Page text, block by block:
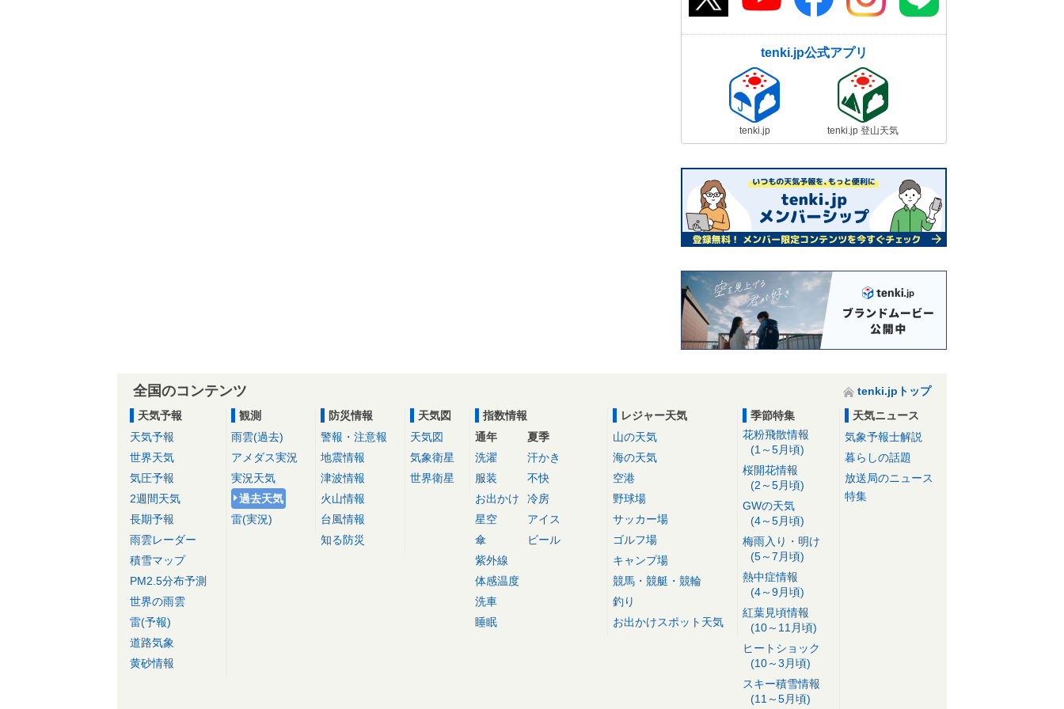
tenki.jp公式アプリ
tenki.jp tenki.jp 登山天気
全国のコンテンツ
tenki.jpトップ
天気予報
天気予報
世界天気
気圧予報
2週間天気
長期予報
雨雲レーダー
積雪マップ
PM2.5分布予測
世界の雨雲
雷(予報)
道路気象
黄砂情報
観測
雨雲(過去)
アメダス実況
実況天気
過去天気
雷(実況)
防災情報
警報・注意報
地震情報
津波情報
火山情報
台風情報
知る防災
天気図
天気図
気象衛星
世界衛星
指数情報
通年
洗濯
服装
お出かけ
星空
傘
紫外線
体感温度
洗車
睡眠
夏季
汗かき
不快
冷房
アイス
ビール
レジャー天気
山の天気
海の天気
空港
野球場
サッカー場
ゴルフ場
キャンプ場
競馬・競艇・競輪
釣り
お出かけスポット天気
季節特集
花粉飛散情報
(1～5月頃)
桜開花情報
(2～5月頃)
GWの天気
(4～5月頃)
梅雨入り・明け
(5～7月頃)
熱中症情報
(4～9月頃)
紅葉見頃情報
(10～11月頃)
ヒートショック
(10～3月頃)
スキー積雪情報
(11～5月頃)
天気ニュース
気象予報士解説
暮らしの話題
放送局のニュース
特集